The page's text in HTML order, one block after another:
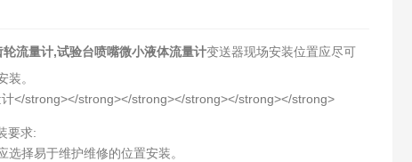
流量计,试验台喷嘴微小液体流量计变送器现场安装位置应尽可
。
要求:
择易于维护维修的位置安装。